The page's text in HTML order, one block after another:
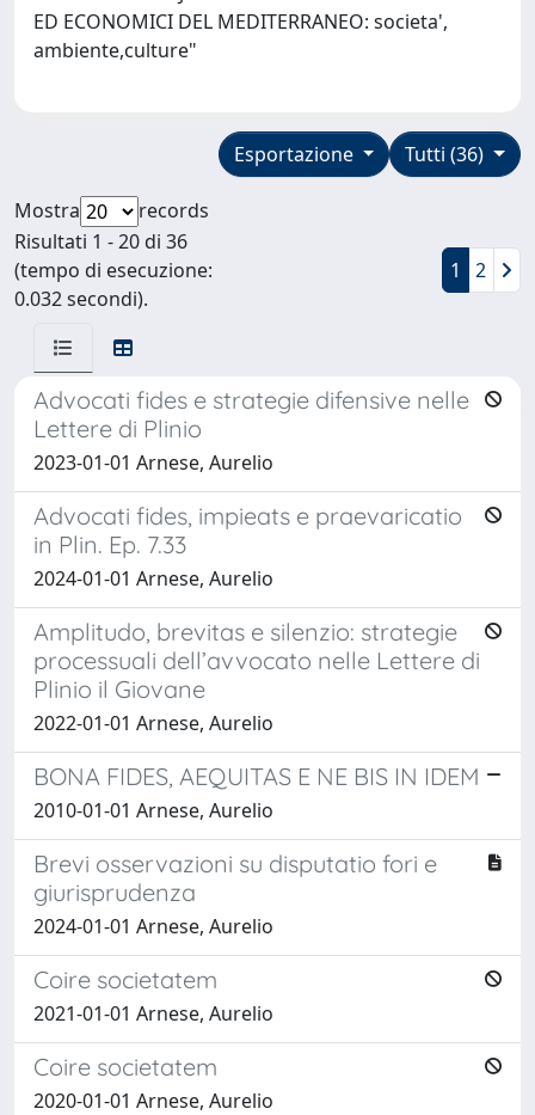
ED ECONOMICI DEL MEDITERRANEO: societa',
ambiente,culture"
Tutti (36)
Esportazione
Mostra
records
Risultati 1 - 20 di 36
(tempo di esecuzione:
0.032 secondi).
1 2
Advocati fides e strategie difensive nelle
Lettere di Plinio
2023-01-01 Arnese, Aurelio
Advocati fides, impieats e praevaricatio
in Plin. Ep. 7.33
2024-01-01 Arnese, Aurelio
Amplitudo, brevitas e silenzio: strategie
processuali dell’avvocato nelle Lettere di
Plinio il Giovane
2022-01-01 Arnese, Aurelio
BONA FIDES, AEQUITAS E NE BIS IN IDEM
2010-01-01 Arnese, Aurelio
Brevi osservazioni su disputatio fori e
giurisprudenza
2024-01-01 Arnese, Aurelio
Coire societatem
2021-01-01 Arnese, Aurelio
Coire societatem
2020-01-01 Arnese, Aurelio